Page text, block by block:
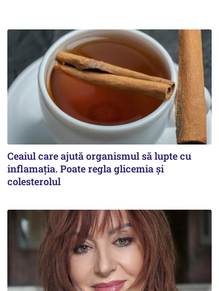
Ceaiul care ajută organismul să lupte cu
inflamația. Poate regla glicemia și
colesterolul